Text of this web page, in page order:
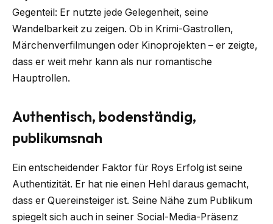
Gegenteil: Er nutzte jede Gelegenheit, seine
Wandelbarkeit zu zeigen. Ob in Krimi-Gastrollen,
Märchenverfilmungen oder Kinoprojekten – er zeigte,
dass er weit mehr kann als nur romantische
Hauptrollen.
Authentisch, bodenständig,
publikumsnah
Ein entscheidender Faktor für Roys Erfolg ist seine
Authentizität. Er hat nie einen Hehl daraus gemacht,
dass er Quereinsteiger ist. Seine Nähe zum Publikum
spiegelt sich auch in seiner Social-Media-Präsenz